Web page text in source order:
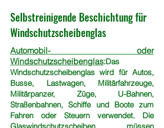
Selbstreinigende Beschichtung für
Windschutzscheibenglas
Automobil- oder
Windschutzscheibenglas:Das
Windschutzscheibenglas wird für Autos,
Busse, Lastwagen, Militärfahrzeuge,
Militärpanzer, Züge, U-Bahnen,
Straßenbahnen, Schiffe und Boote zum
Fahren oder Steuern verwendet. Die